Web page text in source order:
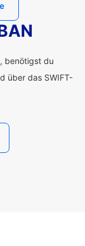
benötigst du
über das SWIFT-